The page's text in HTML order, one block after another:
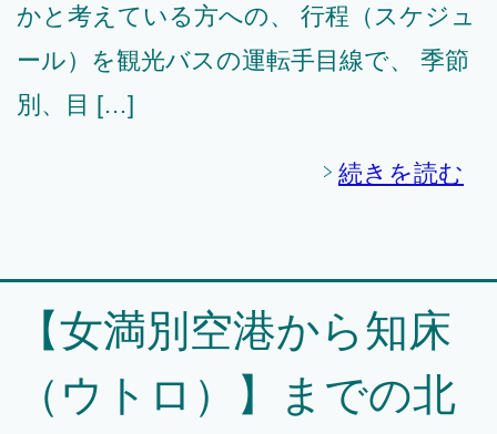
かと考えている方への、 行程（スケジュ
ール）を観光バスの運転手目線で、 季節
別、目 […]
続きを読む
【女満別空港から知床
（ウトロ）】までの北